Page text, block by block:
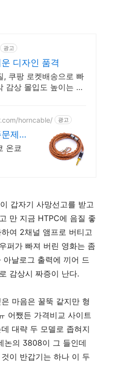
광고
디자인 품격
, 쿠팡 로켓배송으로 빠
감상 몰입도 높이는 고
horncable/ 광고
제
갑자기 사망선고를 받고
만 지금 HTPC에 음질 좋
여 2채널 앰프로 버티고
퍼가 빠져 버린 영화는 좀
날로그 출력에 끼어 드
감상시 짜증이 난다.
마음은 꿀뚝 같지만 형
어쨌든 가격비교 사이트
대략 두 모델로 좁혀지
논의 3808이 그 들인데
이 반갑기는 하나 이 두